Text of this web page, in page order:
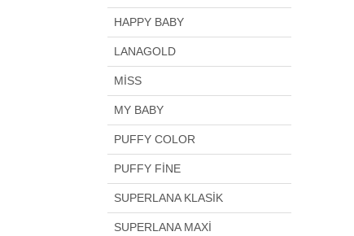
HAPPY BABY
LANAGOLD
MİSS
MY BABY
PUFFY COLOR
PUFFY FİNE
SUPERLANA KLASİK
SUPERLANA MAXİ